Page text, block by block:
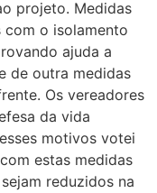
projeto. Medidas
o isolamento
ajuda a
de outra medidas
Os vereadores
da vida
motivos votei
estas medidas
reduzidos na